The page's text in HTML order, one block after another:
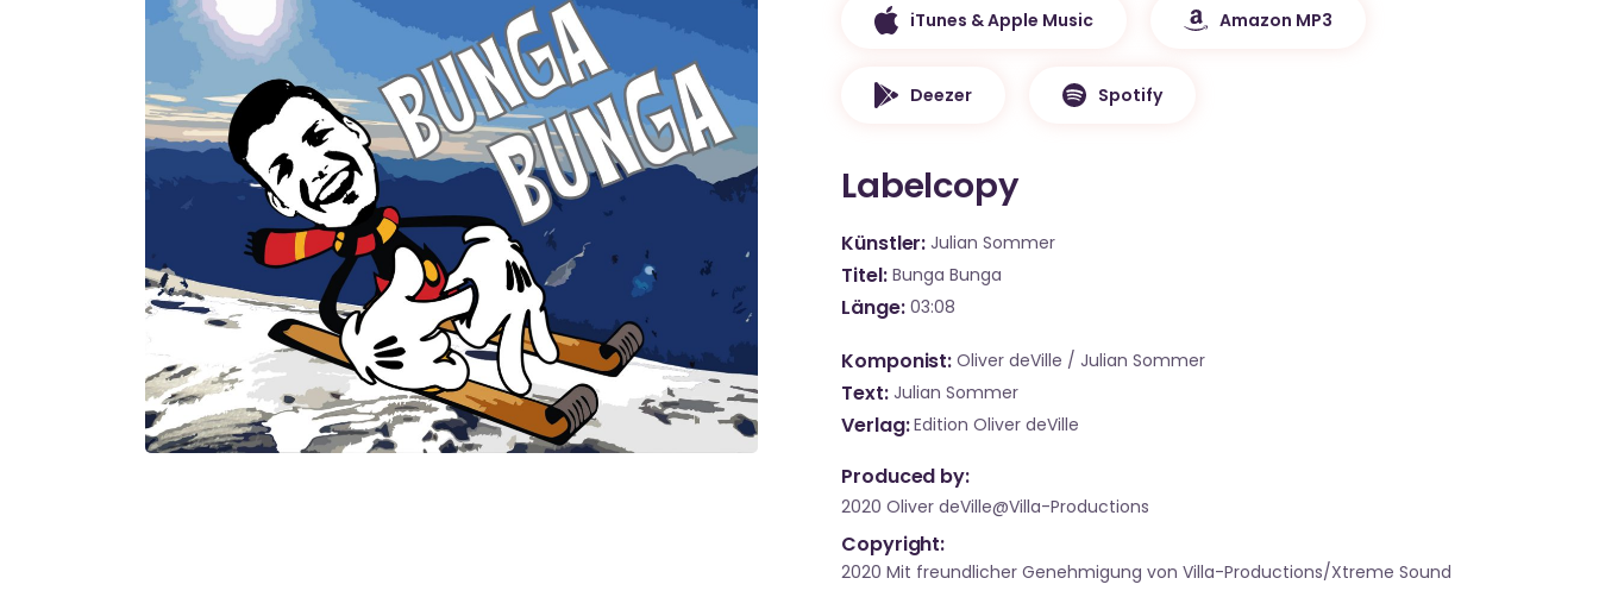
iTunes & Apple Music Amazon MP3
Deezer Spotify
Labelcopy
Künstler Julian Sommer
Titel Bunga Bunga
Länge 03:08
Komponist Oliver deVille / Julian Sommer
Text Julian Sommer
Verlag Edition Oliver deVille
Produced by:
2020 Oliver deVille@Villa-Productions
Copyright:
2020 Mit freundlicher Genehmigung von Villa-Productions/Xtreme Sound